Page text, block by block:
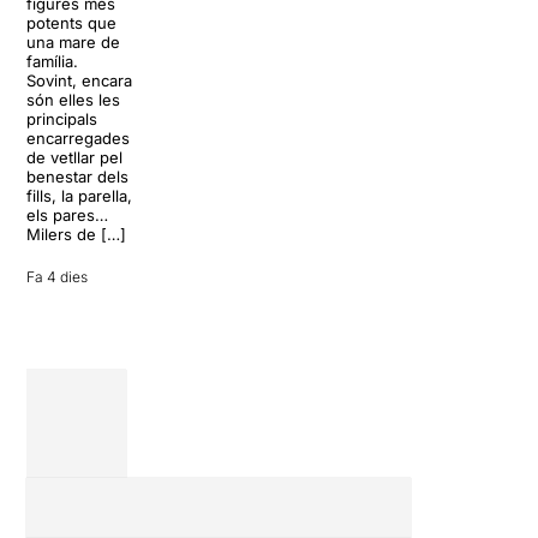
potents que
una mare de
família.
Sovint, encara
són elles les
principals
encarregades
de vetllar pel
benestar dels
fills, la parella,
els pares…
Milers de […]
Fa 4 dies